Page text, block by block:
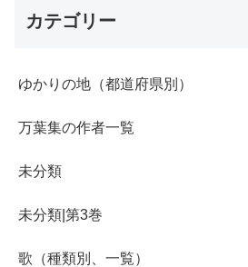
カテゴリー
ゆかりの地（都道府県別）
万葉集の作者一覧
未分類
未分類|第3巻
歌（種類別、一覧）